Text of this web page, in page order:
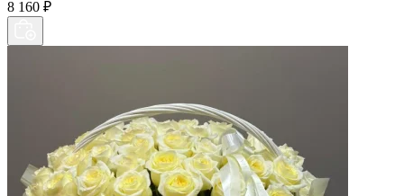
8 160 ₽